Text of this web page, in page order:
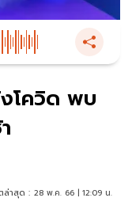
โควิด พบ
ล่าสุด : 28 พ.ค. 66 | 12:09 น.